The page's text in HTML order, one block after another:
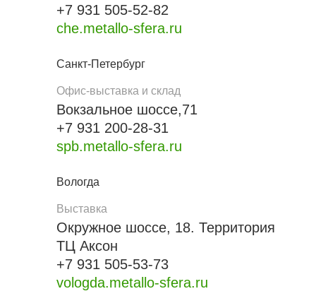
+7 931 505-52-82
che.metallo-sfera.ru
Санкт-Петербург
Офис-выставка и склад
Вокзальное шоссе,71
+7 931 200-28-31
spb.metallo-sfera.ru
Вологда
Выставка
Окружное шоссе, 18. Территория
ТЦ Аксон
+7 931 505-53-73
vologda.metallo-sfera.ru